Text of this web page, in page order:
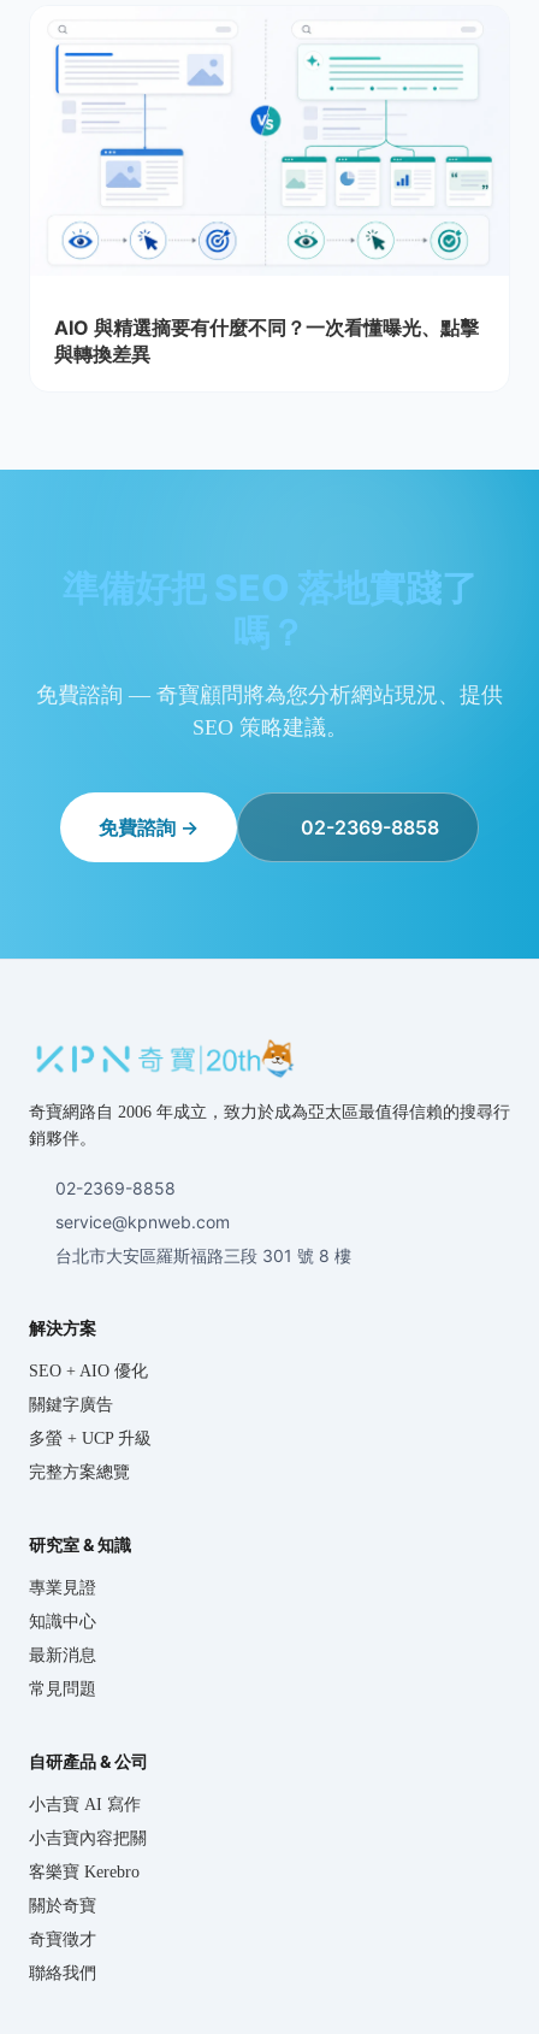
AIO 與精選摘要有什麼不同？一次看懂曝光、點擊
與轉換差異
準備好把 SEO 落地實踐了
嗎？
免費諮詢 — 奇寶顧問將為您分析網站現況、提供
SEO 策略建議。
免費諮詢 → 02-2369-8858
奇寶網路自 2006 年成立，致力於成為亞太區最值得信賴的搜尋行
銷夥伴。
02-2369-8858
service@kpnweb.com
台北市大安區羅斯福路三段 301 號 8 樓
解決方案
SEO + AIO 優化
關鍵字廣告
多螢 + UCP 升級
完整方案總覽
研究室 & 知識
專業見證
知識中心
最新消息
常見問題
自研產品 & 公司
小吉寶 AI 寫作
小吉寶內容把關
客樂寶 Kerebro
關於奇寶
奇寶徵才
聯絡我們